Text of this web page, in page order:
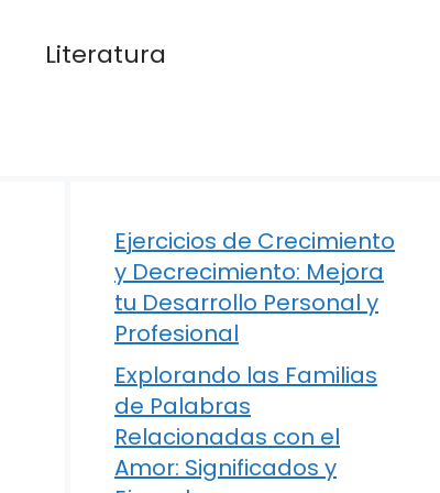
Literatura
Ejercicios de Crecimiento
y Decrecimiento: Mejora
tu Desarrollo Personal y
Profesional
Explorando las Familias
de Palabras
Relacionadas con el
Amor: Significados y